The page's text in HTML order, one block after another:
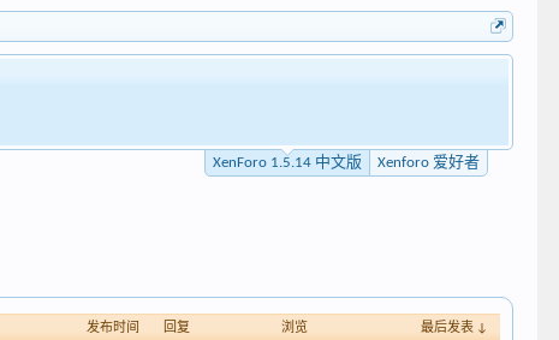
XenForo 1.5.14 中文版 Xenforo 爱好者
发布时间 回复 浏览 最后发表 ↓